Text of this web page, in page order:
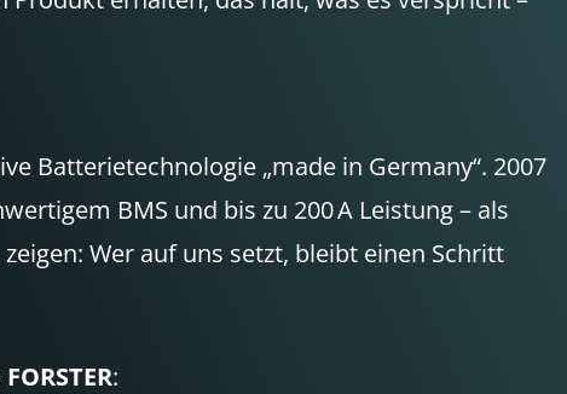
Batterietechnologie „made in Germany“. 2007
BMS und bis zu 200 A Leistung – als
Wer auf uns setzt, bleibt einen Schritt
FORSTER: